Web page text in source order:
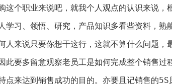
这个职业来说吧，就我个人观点的认识来说，
学习、领悟、研究，产品知识多看些资料，熟
人来说只要你想干这行，这就不算什么问题，
此要多留意观察老员工是如何完成整个销售过
点来达到销售成功的目的。亦要且记销售的5S